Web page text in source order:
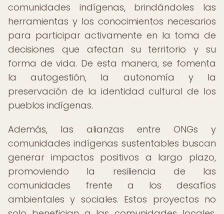
comunidades indígenas, brindándoles las
herramientas y los conocimientos necesarios
para participar activamente en la toma de
decisiones que afectan su territorio y su
forma de vida. De esta manera, se fomenta
la autogestión, la autonomía y la
preservación de la identidad cultural de los
pueblos indígenas.
Además, las alianzas entre ONGs y
comunidades indígenas sustentables buscan
generar impactos positivos a largo plazo,
promoviendo la resiliencia de las
comunidades frente a los desafíos
ambientales y sociales. Estos proyectos no